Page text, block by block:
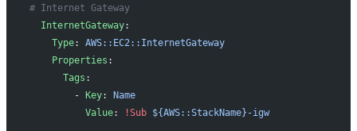
# Internet Gateway
  InternetGateway
:
    Type
: AWS::EC2::InternetGateway
    Properties
:
      Tags
:
        -
Key:
Name
          Value
: !Sub ${AWS::StackName}-igw